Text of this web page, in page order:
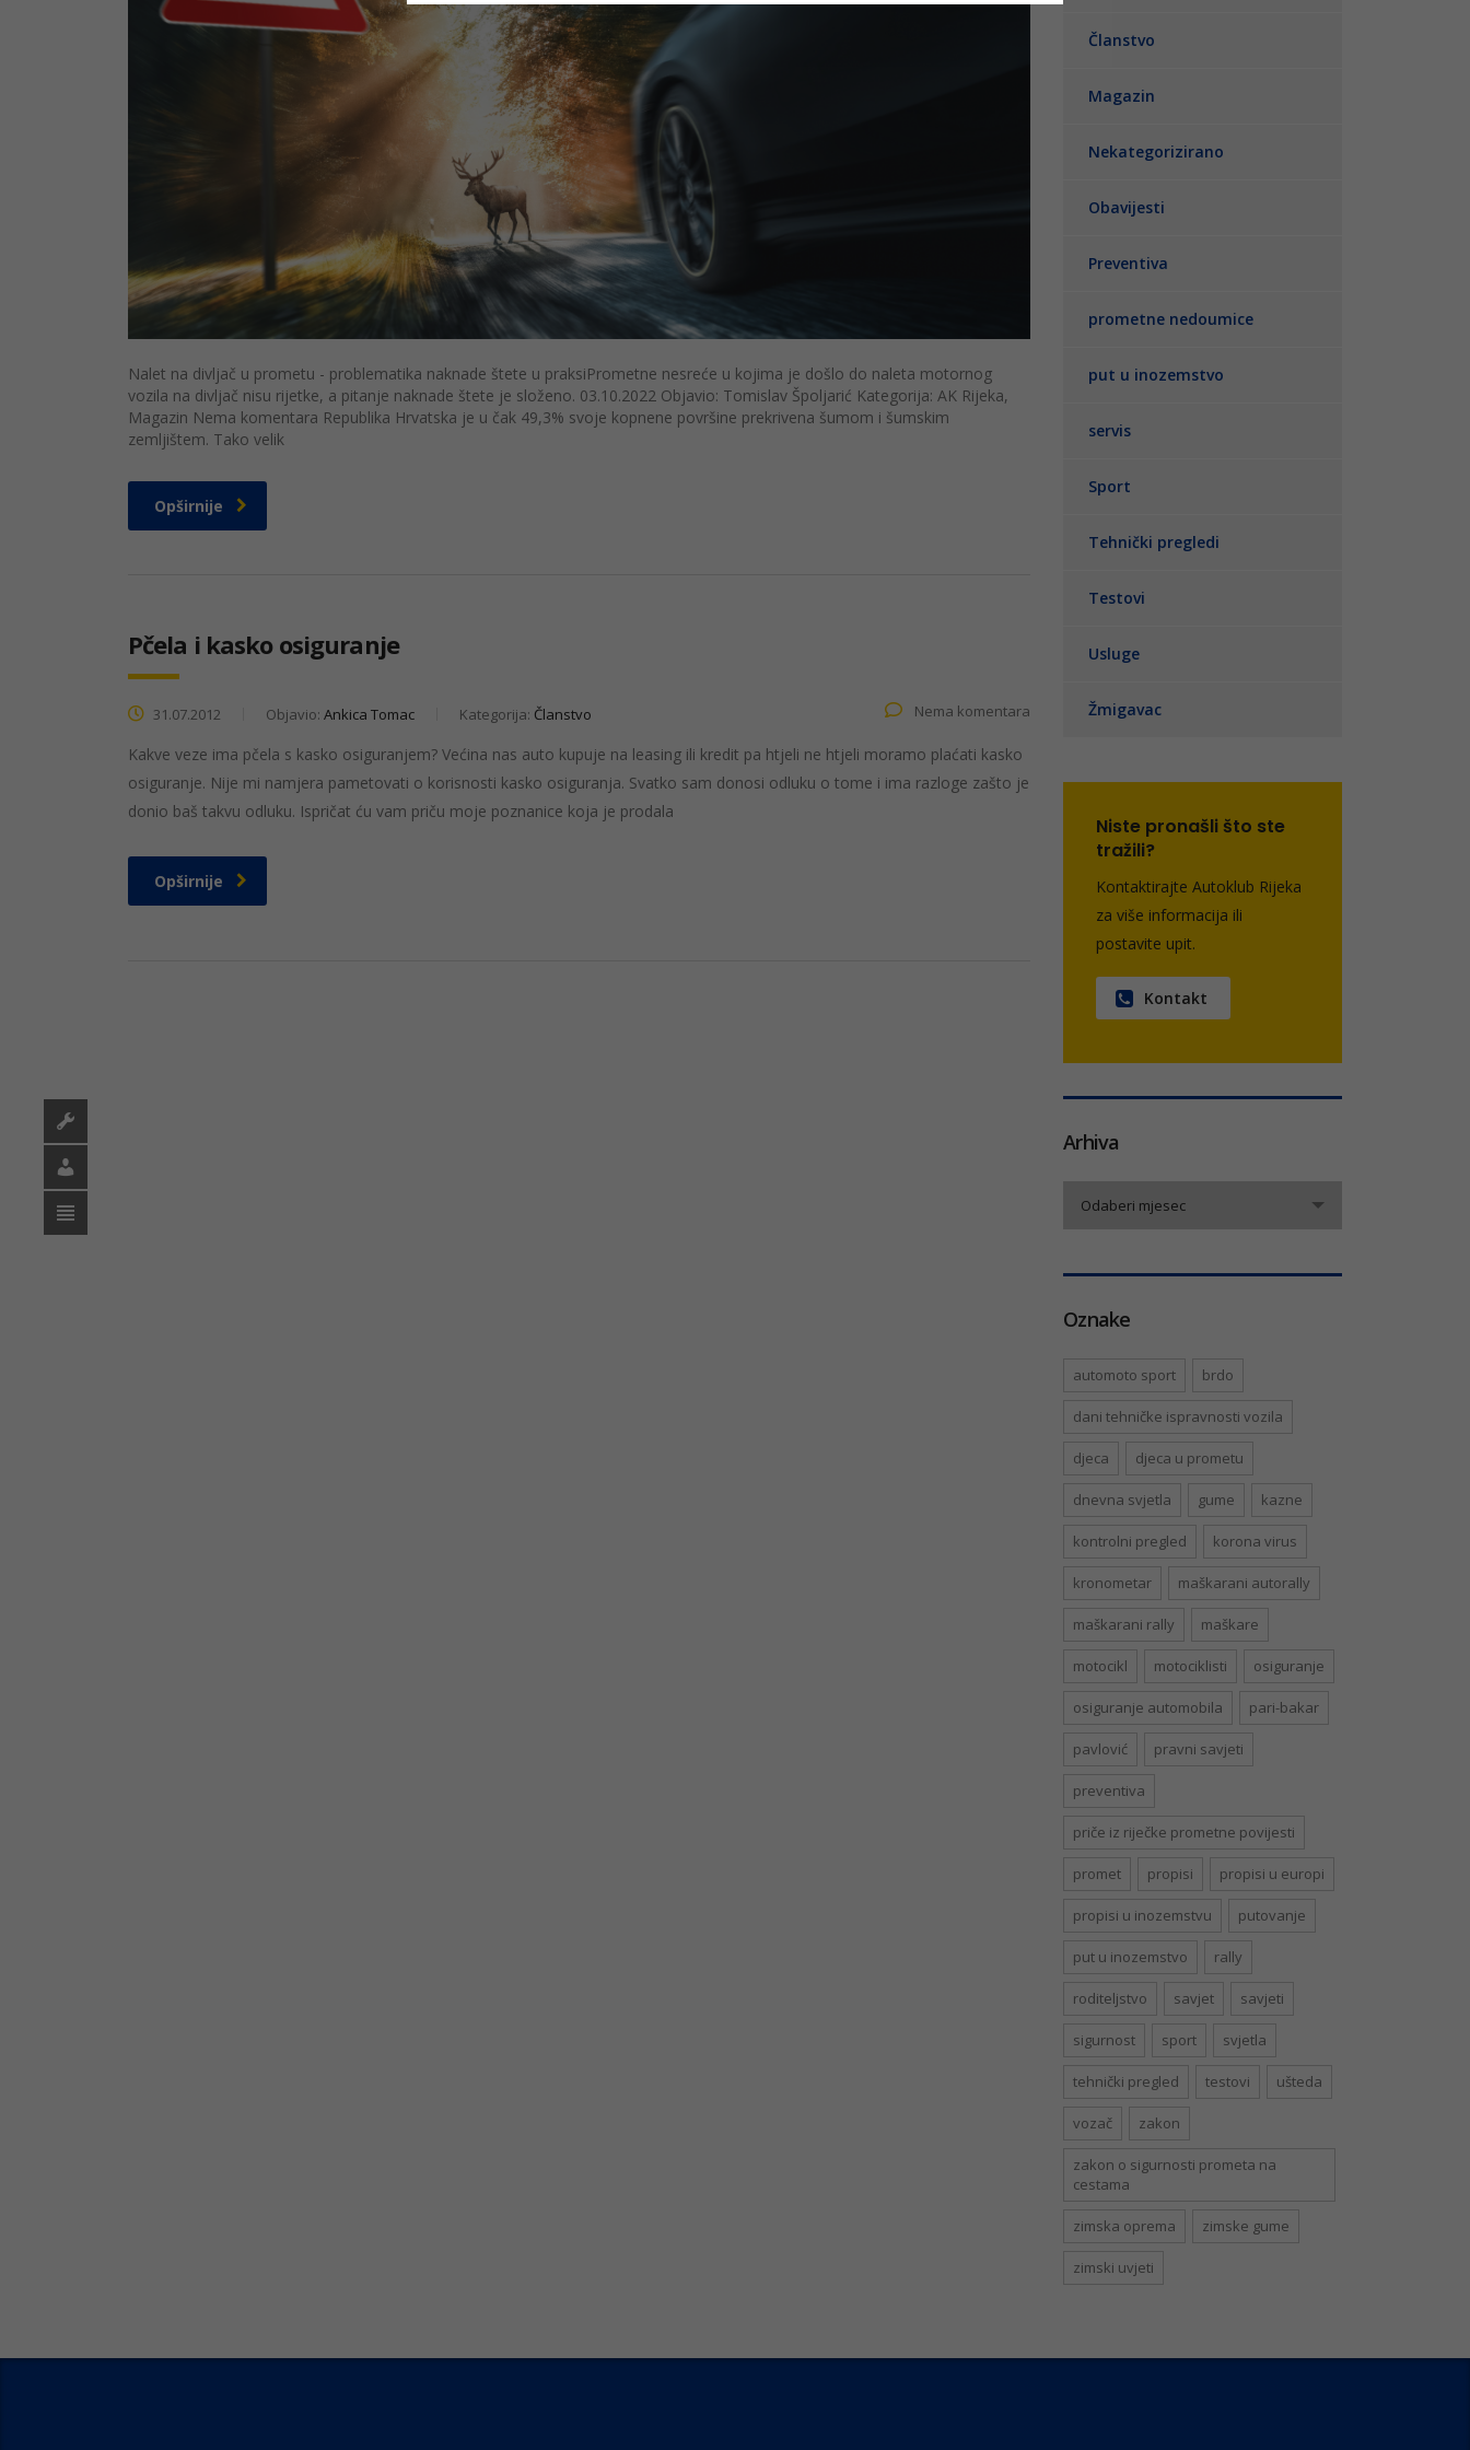
Nalet na divljač u prometu - problematika naknade štete u praksiPrometne nesreće u kojima je došlo do naleta motornog
vozila na divljač nisu rijetke, a pitanje naknade štete je složeno. 03.10.2022 Objavio: Tomislav Špoljarić Kategorija: AK Rijeka,
Magazin Nema komentara Republika Hrvatska je u čak 49,3% svoje kopnene površine prekrivena šumom i šumskim
zemljištem. Tako velik
Opširnije
Pčela i kasko osiguranje
31.07.2012 Objavio: Ankica Tomac Kategorija: Članstvo Nema komentara
Kakve veze ima pčela s kasko osiguranjem? Većina nas auto kupuje na leasing ili kredit pa htjeli ne htjeli moramo plaćati kasko
osiguranje. Nije mi namjera pametovati o korisnosti kasko osiguranja. Svatko sam donosi odluku o tome i ima razloge zašto je
donio baš takvu odluku. Ispričat ću vam priču moje poznanice koja je prodala
Opširnije
Članstvo
Magazin
Nekategorizirano
Obavijesti
Preventiva
prometne nedoumice
put u inozemstvo
servis
Sport
Tehnički pregledi
Testovi
Usluge
Žmigavac
Niste pronašli što ste
tražili?
Kontaktirajte Autoklub Rijeka
za više informacija ili
postavite upit.
Kontakt
Arhiva
Odaberi mjesec
Oznake
automoto sport brdo
dani tehničke ispravnosti vozila
djeca djeca u prometu
dnevna svjetla gume kazne
kontrolni pregled korona virus
kronometar maškarani autorally
maškarani rally maškare
motocikl motociklisti osiguranje
osiguranje automobila pari-bakar
pavlović pravni savjeti
preventiva
priče iz riječke prometne povijesti
promet propisi propisi u europi
propisi u inozemstvu putovanje
put u inozemstvo rally
roditeljstvo savjet savjeti
sigurnost sport svjetla
tehnički pregled testovi ušteda
vozač zakon
zakon o sigurnosti prometa na
cestama
zimska oprema zimske gume
zimski uvjeti